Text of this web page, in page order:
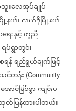
းလေအုပ်ချုပ်
နယ်၊လယ်ဒိုမြို့နယ်
ေးနှင့်ကူညီ
ရပ်ရွာတွင်း
ရန်ရည်ရွယ်ချက်ဖြင့်
င်တန်း (Community
အောင်မြင်စွာကျင်းပ
ပြန်ထားပါတယ်။